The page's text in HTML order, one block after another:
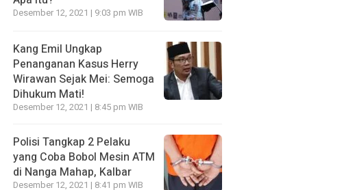
Desember 12, 2021 | 9:03 pm WIB
Kang Emil Ungkap
Penanganan Kasus Herry
Wirawan Sejak Mei: Semoga
Dihukum Mati!
Desember 12, 2021 | 8:45 pm WIB
Polisi Tangkap 2 Pelaku
yang Coba Bobol Mesin ATM
di Nanga Mahap, Kalbar
Desember 12, 2021 | 8:41 pm WIB